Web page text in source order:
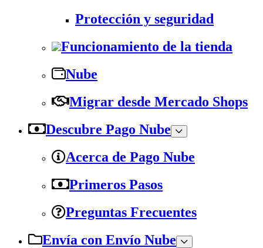
Protección y seguridad
Funcionamiento de la tienda
Nube
Migrar desde Mercado Shops
Descubre Pago Nube
Acerca de Pago Nube
Primeros Pasos
Preguntas Frecuentes
Envía con Envío Nube